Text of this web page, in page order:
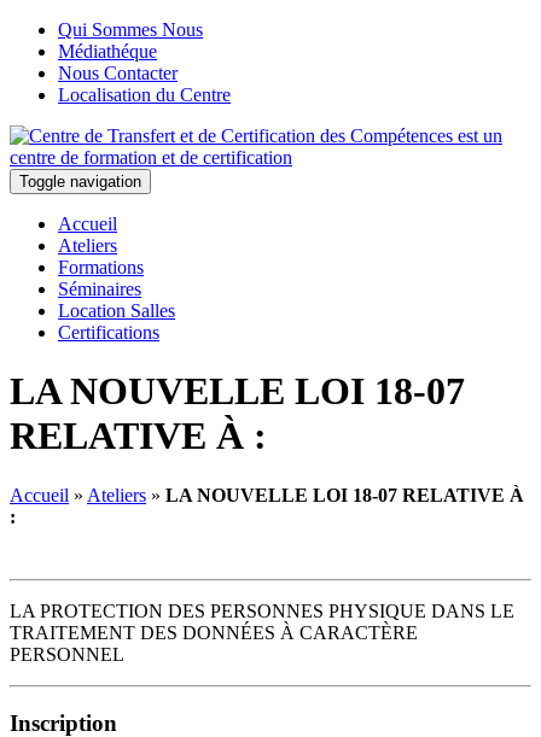
Qui Sommes Nous
Médiathéque
Nous Contacter
Localisation du Centre
Toggle navigation
Accueil
Ateliers
Formations
Séminaires
Location Salles
Certifications
LA NOUVELLE LOI 18-07
RELATIVE À :
Accueil » Ateliers » LA NOUVELLE LOI 18-07 RELATIVE À
:
LA PROTECTION DES PERSONNES PHYSIQUE DANS LE
TRAITEMENT DES DONNÉES À CARACTÈRE
PERSONNEL
Inscription